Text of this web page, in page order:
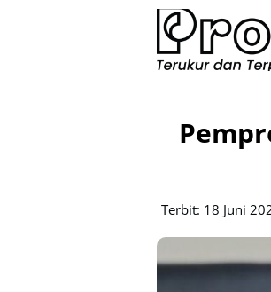
Terbit: 18 Juni